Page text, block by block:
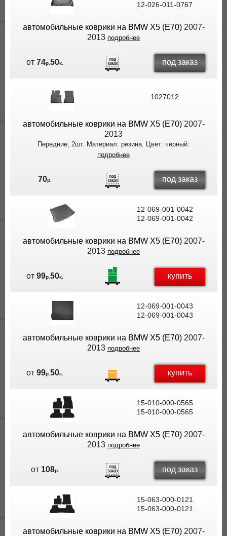
12-026-011-0767
автомобильные коврики на BMW X5 (E70)2007-
2013 подробнее
от74р.50к. под заказ
1027012
автомобильные коврики на BMW X5 (E70)2007-
2013
Передние, 2шт. Материал: резина. Цвет: черный.
подробнее
70р. под заказ
12-069-001-0042
12-069-001-0042
автомобильные коврики на BMW X5 (E70)2007-
2013 подробнее
от99р.50к. купить
12-069-001-0043
12-069-001-0043
автомобильные коврики на BMW X5 (E70)2007-
2013 подробнее
от99р.50к. купить
15-010-000-0565
15-010-000-0565
автомобильные коврики на BMW X5 (E70)2007-
2013 подробнее
от 108р. под заказ
15-063-000-0121
15-063-000-0121
автомобильные коврики на BMW X5 (E70)2007-